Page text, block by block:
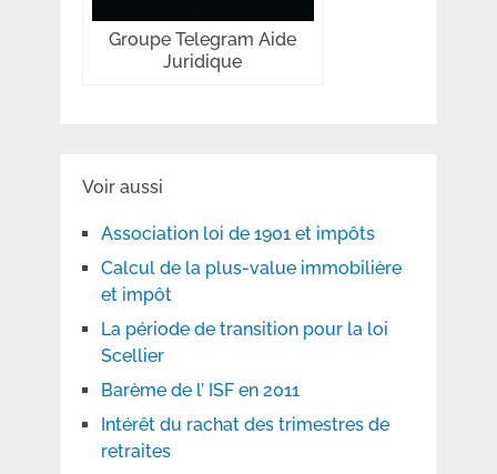
Groupe Telegram Aide
Juridique
Voir aussi
Association loi de 1901 et impôts
Calcul de la plus-value immobilière
et impôt
La période de transition pour la loi
Scellier
Barème de l’ ISF en 2011
Intérêt du rachat des trimestres de
retraites